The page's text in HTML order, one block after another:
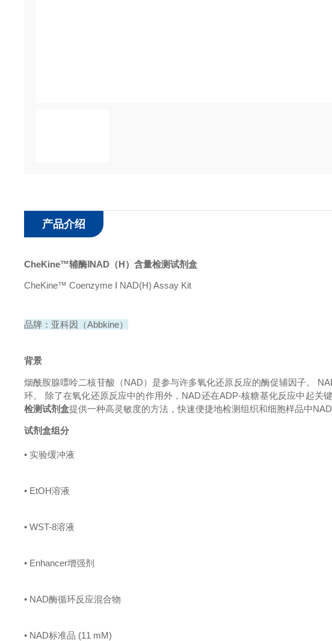
产品介绍
CheKine™辅酶ⅠNAD（H）含量检测试剂盒
CheKine™ Coenzyme Ⅰ NAD(H) Assay Kit
品牌：亚科因（Abbkine）
背景
烟酰胺腺嘌呤二核苷酸（NAD）是参与许多氧化还原反应的酶促辅因子。
环。 除了在氧化还原反应中的作用外，NAD还在ADP-核糖基化反应中起关
检测试剂盒提供一种高灵敏度的方法，快速便捷地检测组织和细胞样品中NAD
试剂盒组分
• 实验缓冲液
• EtOH溶液
• WST-8溶液
• Enhancer增强剂
• NAD酶循环反应混合物
• NAD标准品 (11 mM)